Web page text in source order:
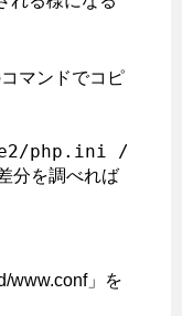
マンドでコピ
php.ini /etc/
分を調べれば
www.conf」を